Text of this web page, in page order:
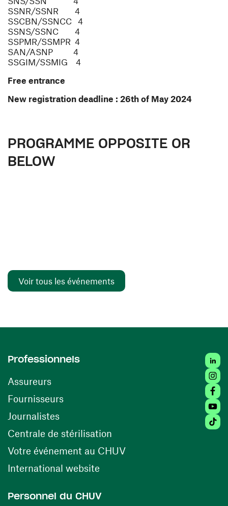
SSNR/SSNR 4
SSCBN/SSNCC 4
SSNS/SSNC 4
SSPMR/SSMPR 4
SAN/ASNP 4
SSGIM/SSMIG 4
Free entrance
New registration deadline : 26th of May 2024
PROGRAMME OPPOSITE OR
BELOW
Voir tous les événements
Professionnels
Assureurs
Fournisseurs(ouvre une nouvelle fenêtre)
Journalistes
Centrale de stérilisation (ouvre une nouvelle
Votre événement au CHUV(ouvre une nouvelle
International website
Personnel du CHUV